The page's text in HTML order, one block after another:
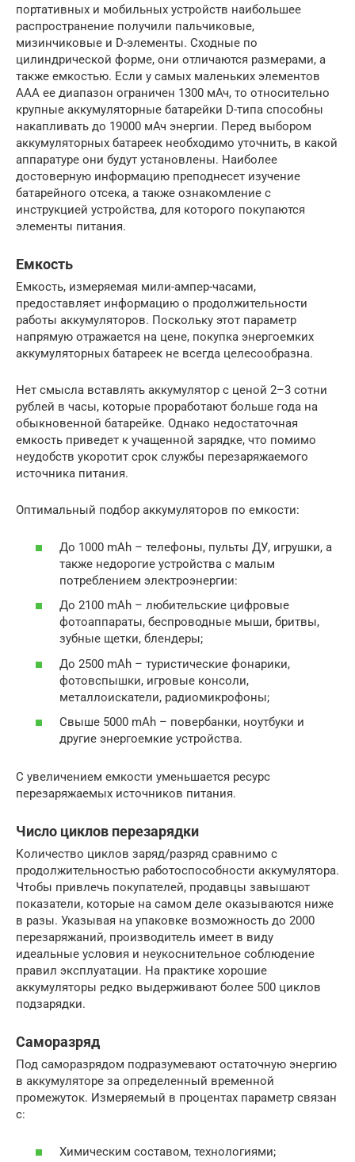
портативных и мобильных устройств наибольшее
распространение получили пальчиковые,
мизинчиковые и D-элементы. Сходные по
цилиндрической форме, они отличаются размерами, а
также емкостью. Если у самых маленьких элементов
ААА ее диапазон ограничен 1300 мАч, то относительно
крупные аккумуляторные батарейки D-типа способны
накапливать до 19000 мАч энергии. Перед выбором
аккумуляторных батареек необходимо уточнить, в какой
аппаратуре они будут установлены. Наиболее
достоверную информацию преподнесет изучение
батарейного отсека, а также ознакомление с
инструкцией устройства, для которого покупаются
элементы питания.
Емкость
Емкость, измеряемая мили-ампер-часами,
предоставляет информацию о продолжительности
работы аккумуляторов. Поскольку этот параметр
напрямую отражается на цене, покупка энергоемких
аккумуляторных батареек не всегда целесообразна.
Нет смысла вставлять аккумулятор с ценой 2–3 сотни
рублей в часы, которые проработают больше года на
обыкновенной батарейке. Однако недостаточная
емкость приведет к учащенной зарядке, что помимо
неудобств укоротит срок службы перезаряжаемого
источника питания.
Оптимальный подбор аккумуляторов по емкости:
До 1000 mAh – телефоны, пульты ДУ, игрушки, а
также недорогие устройства с малым
потреблением электроэнергии:
До 2100 mAh – любительские цифровые
фотоаппараты, беспроводные мыши, бритвы,
зубные щетки, блендеры;
До 2500 mAh – туристические фонарики,
фотовспышки, игровые консоли,
металлоискатели, радиомикрофоны;
Свыше 5000 mAh – повербанки, ноутбуки и
другие энергоемкие устройства.
С увеличением емкости уменьшается ресурс
перезаряжаемых источников питания.
Число циклов перезарядки
Количество циклов заряд/разряд сравнимо с
продолжительностью работоспособности аккумулятора.
Чтобы привлечь покупателей, продавцы завышают
показатели, которые на самом деле оказываются ниже
в разы. Указывая на упаковке возможность до 2000
перезаряжаний, производитель имеет в виду
идеальные условия и неукоснительное соблюдение
правил эксплуатации. На практике хорошие
аккумуляторы редко выдерживают более 500 циклов
подзарядки.
Саморазряд
Под саморазрядом подразумевают остаточную энергию
в аккумуляторе за определенный временной
промежуток. Измеряемый в процентах параметр связан
с:
Химическим составом, технологиями;